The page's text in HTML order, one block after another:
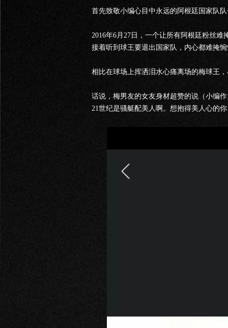
首先致敬小编心目中永远的阿根廷国家队
2016年6月27日，一个让所有阿根廷粉丝
接着听到球王要退出国家队，内心都难掩
相比在球场上挥洒泪水心痛离场的梅球王
话说，梅男友的女友身材超赞的说（小编
21世纪是骚艇配美人啊。想抱得美人心的